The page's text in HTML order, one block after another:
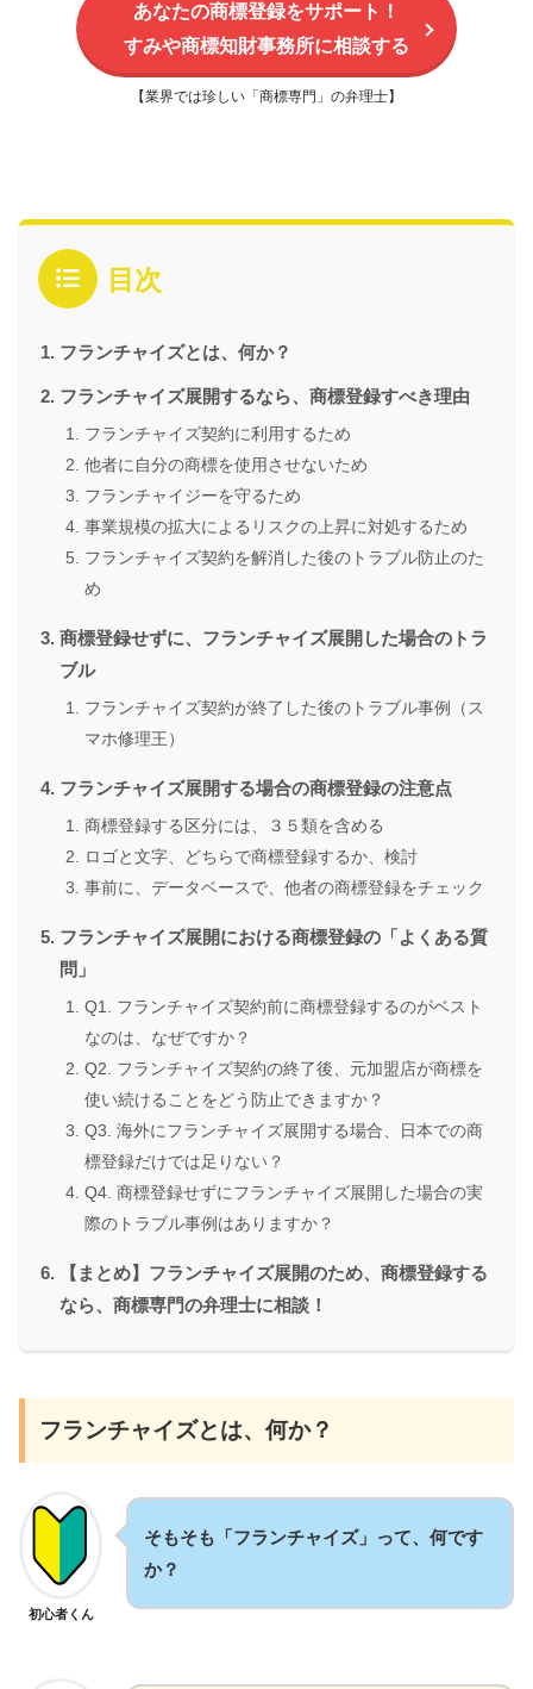
あなたの商標登録をサポート！
すみや商標知財事務所に相談する
【業界では珍しい「商標専門」の弁理士】
目次
フランチャイズとは、何か？
フランチャイズ展開するなら、商標登録すべき理由
フランチャイズ契約に利用するため
他者に自分の商標を使用させないため
フランチャイジーを守るため
事業規模の拡大によるリスクの上昇に対処するため
フランチャイズ契約を解消した後のトラブル防止のた
め
商標登録せずに、フランチャイズ展開した場合のトラ
ブル
フランチャイズ契約が終了した後のトラブル事例（ス
マホ修理王）
フランチャイズ展開する場合の商標登録の注意点
商標登録する区分には、３５類を含める
ロゴと文字、どちらで商標登録するか、検討
事前に、データベースで、他者の商標登録をチェック
フランチャイズ展開における商標登録の「よくある質
問」
Q1. フランチャイズ契約前に商標登録するのがベスト
なのは、なぜですか？
Q2. フランチャイズ契約の終了後、元加盟店が商標を
使い続けることをどう防止できますか？
Q3. 海外にフランチャイズ展開する場合、日本での商
標登録だけでは足りない？
Q4. 商標登録せずにフランチャイズ展開した場合の実
際のトラブル事例はありますか？
【まとめ】フランチャイズ展開のため、商標登録する
なら、商標専門の弁理士に相談！
フランチャイズとは、何か？
初心者くん
そもそも「フランチャイズ」って、何です
か？